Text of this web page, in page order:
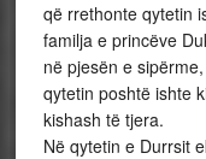
që rrethonte qytetin
familja e princëve
në pjesën e
qytetin poshtë ishte
kishash të tjera.
Në qytetin e Durrsit